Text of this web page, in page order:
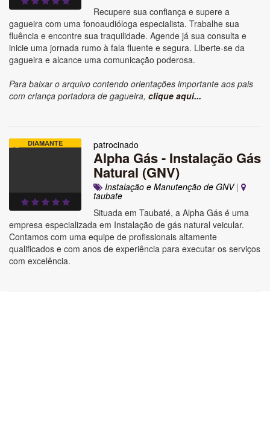
Recupere sua confiança e supere a
gagueira com uma fonoaudióloga especialista. Trabalhe sua
fluência e encontre sua traquilidade. Agende já sua consulta e
inicie uma jornada rumo à fala fluente e segura. Liberte-se da
gagueira e alcance uma comunicação poderosa.
Para baixar o arquivo contendo orientações importante aos pais
com criança portadora de gagueira, clique aqui...
DIAMANTE patrocinado
Alpha Gás - Instalação Gás
Natural (GNV)
Instalação e Manutenção de GNV|
taubate
Situada em Taubaté, a Alpha Gás é uma
empresa especializada em Instalação de gás natural veicular.
Contamos com uma equipe de profissionais altamente
qualificados e com anos de experiência para executar os serviços
com excelência.